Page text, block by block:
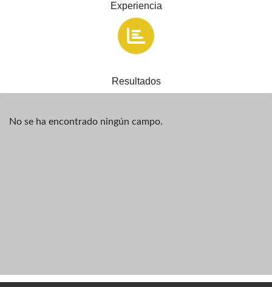
Experiencia
Resultados
No se ha encontrado ningún campo.